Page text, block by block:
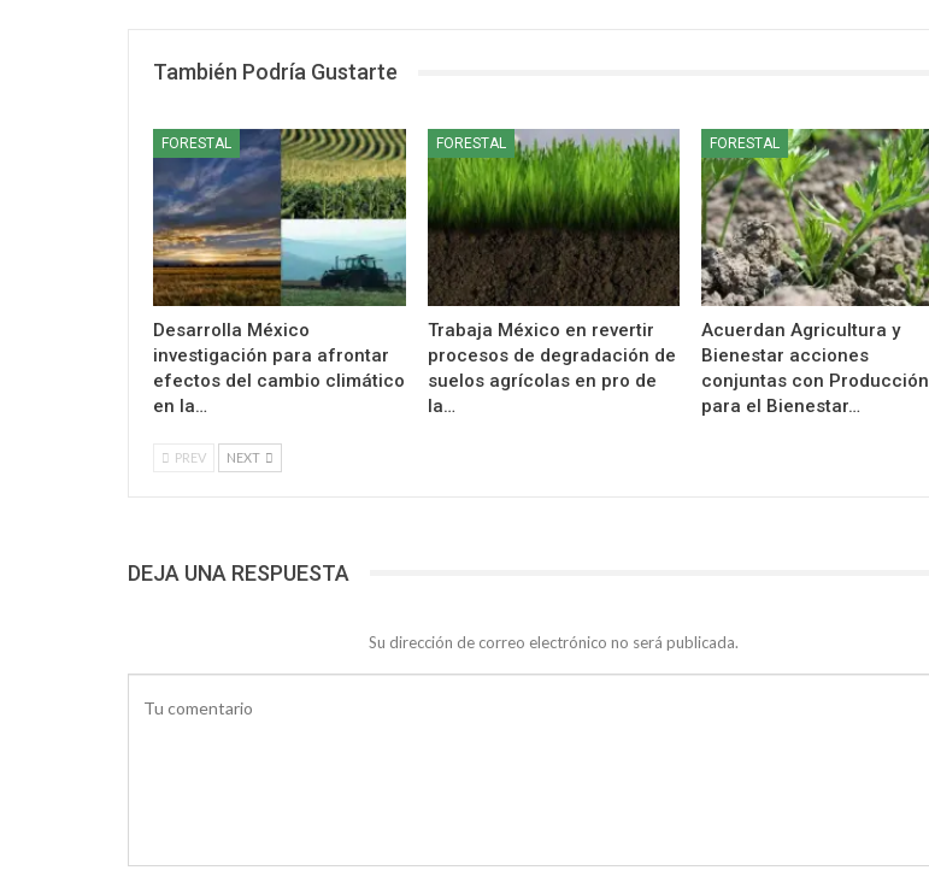
También Podría Gustarte
FORESTAL
Desarrolla México
investigación para afrontar
efectos del cambio climático
en la…
FORESTAL
Trabaja México en revertir
procesos de degradación de
suelos agrícolas en pro de
la…
FORESTAL
Acuerdan Agricultura y
Bienestar acciones
conjuntas con Producción
para el Bienestar…
PREV NEXT
DEJA UNA RESPUESTA
Su dirección de correo electrónico no será publicada.